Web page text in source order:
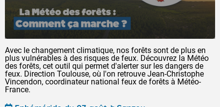
Avec le changement climatique, nos forêts sont de plus en
plus vulnérables à des risques de feux. Découvrez la Météo
des forêts, cet outil qui permet d'alerter sur les dangers de
feux. Direction Toulouse, où l'on retrouve Jean-Christophe
Vincendon, coordinateur national feux de forêts à Météo-
France.